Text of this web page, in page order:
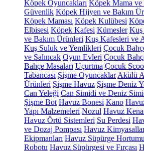
Köpek Oyuncakları Köpek Mama ve
Güvenlik Köpek Hijyen ve Bakım
Köpek Maması Köpek Kulübesi
Elbisesi Köpek Kafesi Kümesler Kuş
ve Bakım Ürünleri Kuş Kafesleri ve
Kuş Suluk ve Yemlikleri Çocuk
ve Salıncak Oyun Evleri Çocuk
Bahçe Masaları Uçurtma Çocuk
Tabancası Şişme Oyuncaklar Akülü
Ürünleri Şişme Havuz Şişme Deniz
Can Yeleği Can Simidi ve Deniz
Şişme Bot Havuz Bonesi Kano
Yapı Malzemeleri Nozul Havuz
Havuz Örtü Sistemleri Su Perdesi
ve Dozaj Pompası Havuz
Ekipmanları Havuz Süpürge Hortumu
Robotu Havuz Süpürgesi ve Fırçası